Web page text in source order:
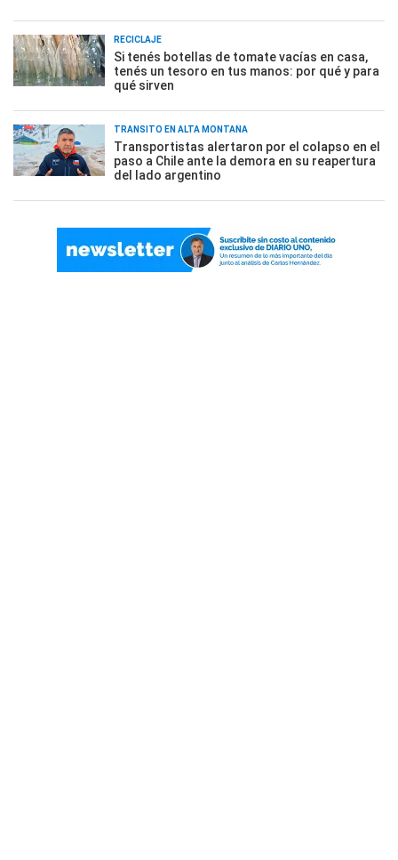
RECICLAJE
Si tenés botellas de tomate vacías en casa,
tenés un tesoro en tus manos: por qué y para
qué sirven
TRÁNSITO EN ALTA MONTAÑA
Transportistas alertaron por el colapso en el
paso a Chile ante la demora en su reapertura
del lado argentino